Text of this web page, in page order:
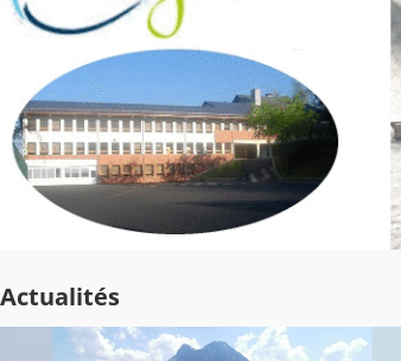
Actualités